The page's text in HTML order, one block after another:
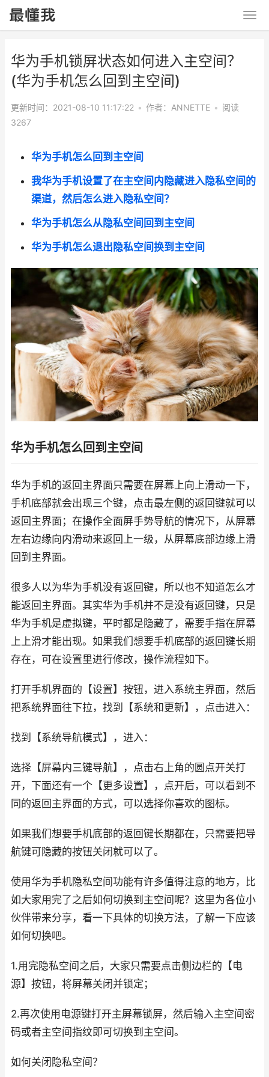
华为手机锁屏状态如何进入主空间？
(华为手机怎么回到主空间)
更新时间：2021-08-10 11:17:22 • 作者：ANNETTE • 阅读
3267
华为手机怎么回到主空间
我华为手机设置了在主空间内隐藏进入隐私空间的
渠道，然后怎么进入隐私空间？
华为手机怎么从隐私空间回到主空间
华为手机怎么退出隐私空间换到主空间
华为手机怎么回到主空间
华为手机的返回主界面只需要在屏幕上向上滑动一下，
手机底部就会出现三个键，点击最左侧的返回键就可以
返回主界面；在操作全面屏手势导航的情况下，从屏幕
左右边缘向内滑动来返回上一级，从屏幕底部边缘上滑
回到主界面。
很多人以为华为手机没有返回键，所以也不知道怎么才
能返回主界面。其实华为手机并不是没有返回键，只是
华为手机是虚拟键，平时都是隐藏了，需要手指在屏幕
上上滑才能出现。如果我们想要手机底部的返回键长期
存在，可在设置里进行修改，操作流程如下。
打开手机界面的【设置】按钮，进入系统主界面，然后
把系统界面往下拉，找到【系统和更新】，点击进入：
找到【系统导航模式】，进入：
选择【屏幕内三键导航】，点击右上角的圆点开关打
开，下面还有一个【更多设置】，点开后，可以看到不
同的返回主界面的方式，可以选择你喜欢的图标。
如果我们想要手机底部的返回键长期都在，只需要把导
航键可隐藏的按钮关闭就可以了。
使用华为手机隐私空间功能有许多值得注意的地方，比
如大家用完了之后如何切换到主空间呢？这里为各位小
伙伴带来分享，看一下具体的切换方法，了解一下应该
如何切换吧。
1.用完隐私空间之后，大家只需要点击侧边栏的【电
源】按钮，将屏幕关闭并锁定；
2.再次使用电源键打开主屏幕锁屏，然后输入主空间密
码或者主空间指纹即可切换到主空间。
如何关闭隐私空间？